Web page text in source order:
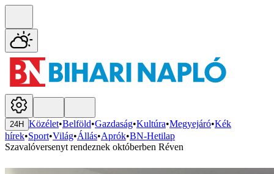
24H Közélet•Belföld•Gazdaság•Kultúra•Megyejáró•Kék
hírek•Sport•Világ•Állás•Aprók•BN-Hetilap
Szavalóversenyt rendeznek októberben Réven